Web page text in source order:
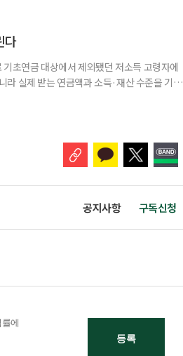
AI와 상담할 수 있으며, 인
다
초연금 대상에서 제외됐던 저소득 고령자에
라 실제 받는 연금액과 소득·재산 수준을 기준
공지사항 구독신청